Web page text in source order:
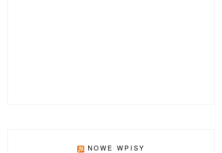
NOWE WPISY